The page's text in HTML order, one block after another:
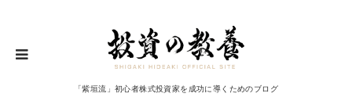
「紫垣流」初心者株式投資家を成功に導くためのブログ